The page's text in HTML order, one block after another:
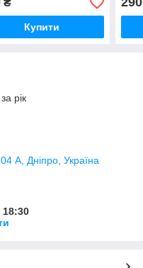
кіоті
₴
Купити
рік
А, Дніпро, Україна
18:30